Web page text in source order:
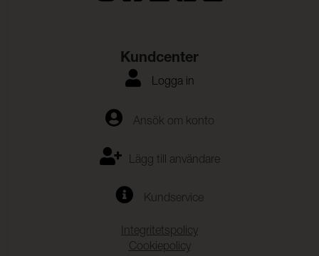
Kundcenter
Logga in
Ansök om konto
Lägg till användare
Kundservice
Integritetspolicy
Cookiepolicy